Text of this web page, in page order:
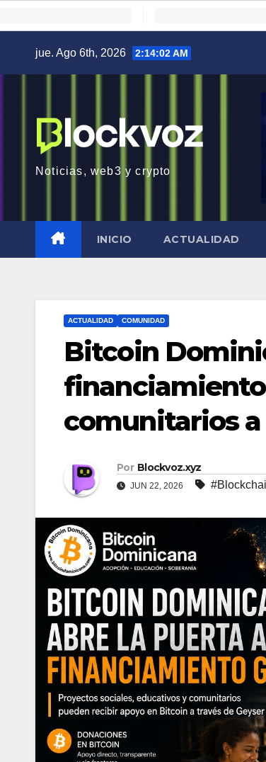
jue. Ago 6th, 2026 2:14:03 AM
Noticias, web3 y crypto
INICIO ACTUALIDAD
ACTUALIDAD COMUNIDAD
Bitcoin
comunitarios
Por Blockvoz.xyz
JUN 22, 2026